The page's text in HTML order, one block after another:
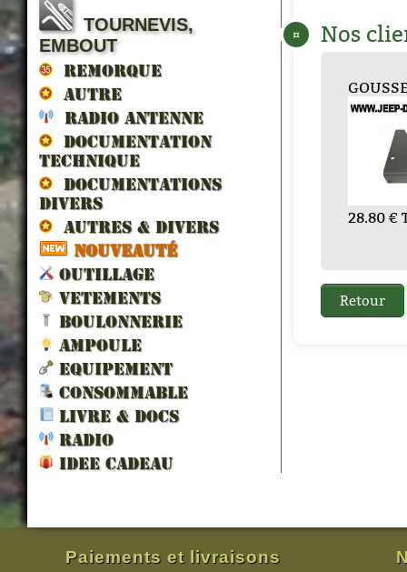
TOURNEVIS,
EMBOUT
REMORQUE
AUTRE
RADIO ANTENNE
DOCUMENTATION
TECHNIQUE
DOCUMENTATIONS
DIVERS
AUTRES & DIVERS
NOUVEAUTÉ
OUTILLAGE
VETEMENTS
BOULONNERIE
AMPOULE
EQUIPEMENT
CONSOMMABLE
LIVRE & DOCS
RADIO
IDEE CADEAU
¤ Nos
€ TTC
RENFORT DE TRA...
18.00 € TTC
GOUSSET PARE C...
de SUPP...
€ TTC
30.00 € TTC
RIVET (à chau...
Paiements et livraisons